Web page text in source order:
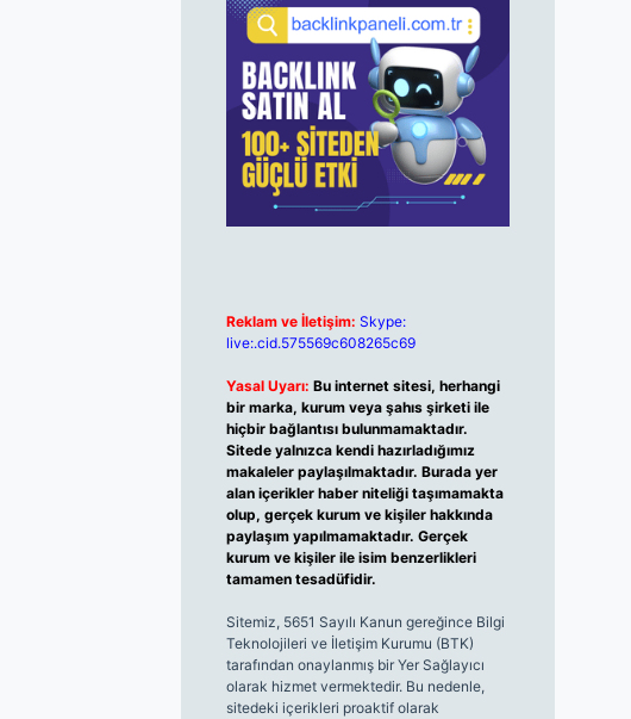
Reklam ve İletişim: Skype:
live:.cid.575569c608265c69
Yasal Uyarı: Bu internet sitesi, herhangi
bir marka, kurum veya şahıs şirketi ile
hiçbir bağlantısı bulunmamaktadır.
Sitede yalnızca kendi hazırladığımız
makaleler paylaşılmaktadır. Burada yer
alan içerikler haber niteliği taşımamakta
olup, gerçek kurum ve kişiler hakkında
paylaşım yapılmamaktadır. Gerçek
kurum ve kişiler ile isim benzerlikleri
tamamen tesadüfidir.
Sitemiz, 5651 Sayılı Kanun gereğince Bilgi
Teknolojileri ve İletişim Kurumu (BTK)
tarafından onaylanmış bir Yer Sağlayıcı
olarak hizmet vermektedir. Bu nedenle,
sitedeki içerikleri proaktif olarak